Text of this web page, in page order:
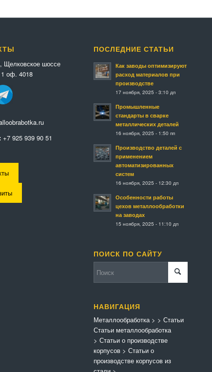
Щелковское шоссе
1 оф. 4018
+7 925 939 90 51
ПОСЛЕДНИЕ СТАТЬИ
Как заводы оптимизируют
расход материалов при
производстве
17 ноября, 2025 - 3:10 дп
Промышленные
стандарты в сварке
металлических деталей
16 ноября, 2025 - 1:50 пп
Производство деталей с
применением
автоматизированных
систем
16 ноября, 2025 - 12:30 дп
Особенности работы
цехов металлообработки
на заводах
15 ноября, 2025 - 11:10 дп
ПОИСК ПО САЙТУ
НАВИГАЦИЯ
Металлообработка>
Статьи металлообработка
> Статьи
> Статьи о производстве
корпусов> Статьи о
производстве корпусов из